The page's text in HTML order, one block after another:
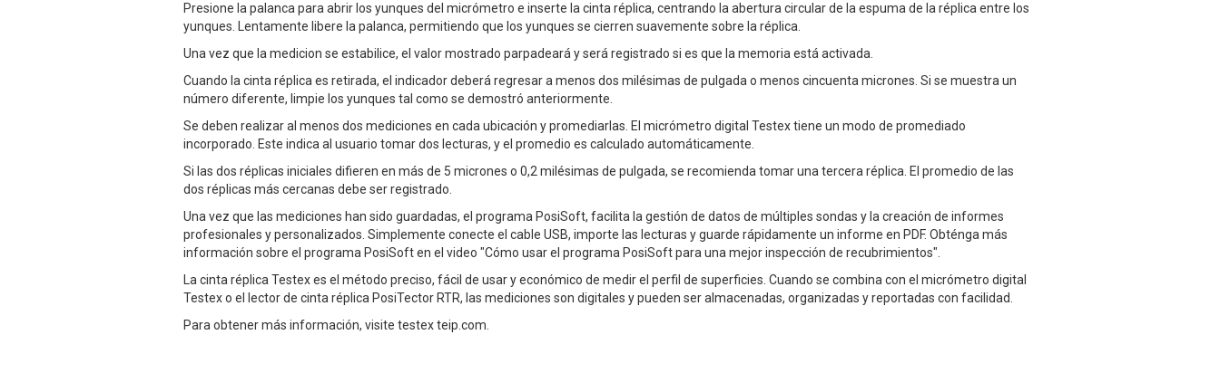
Presione la palanca para abrir los yunques del micrómetro e inserte la cinta réplica, centrando la abertura circular de la espuma de la réplica entre los
yunques. Lentamente libere la palanca, permitiendo que los yunques se cierren suavemente sobre la réplica.
Una vez que la medicion se estabilice, el valor mostrado parpadeará y será registrado si es que la memoria está activada.
Cuando la cinta réplica es retirada, el indicador deberá regresar a menos dos milésimas de pulgada o menos cincuenta micrones. Si se muestra un
número diferente, limpie los yunques tal como se demostró anteriormente.
Se deben realizar al menos dos mediciones en cada ubicación y promediarlas. El micrómetro digital Testex tiene un modo de promediado
incorporado. Este indica al usuario tomar dos lecturas, y el promedio es calculado automáticamente.
Si las dos réplicas iniciales difieren en más de 5 micrones o 0,2 milésimas de pulgada, se recomienda tomar una tercera réplica. El promedio de las
dos réplicas más cercanas debe ser registrado.
Una vez que las mediciones han sido guardadas, el programa PosiSoft, facilita la gestión de datos de múltiples sondas y la creación de informes
profesionales y personalizados. Simplemente conecte el cable USB, importe las lecturas y guarde rápidamente un informe en PDF. Obténga más
información sobre el programa PosiSoft en el video "Cómo usar el programa PosiSoft para una mejor inspección de recubrimientos".
La cinta réplica Testex es el método preciso, fácil de usar y económico de medir el perfil de superficies. Cuando se combina con el micrómetro digital
Testex o el lector de cinta réplica PosiTector RTR, las mediciones son digitales y pueden ser almacenadas, organizadas y reportadas con facilidad.
Para obtener más información, visite testex teip.com.